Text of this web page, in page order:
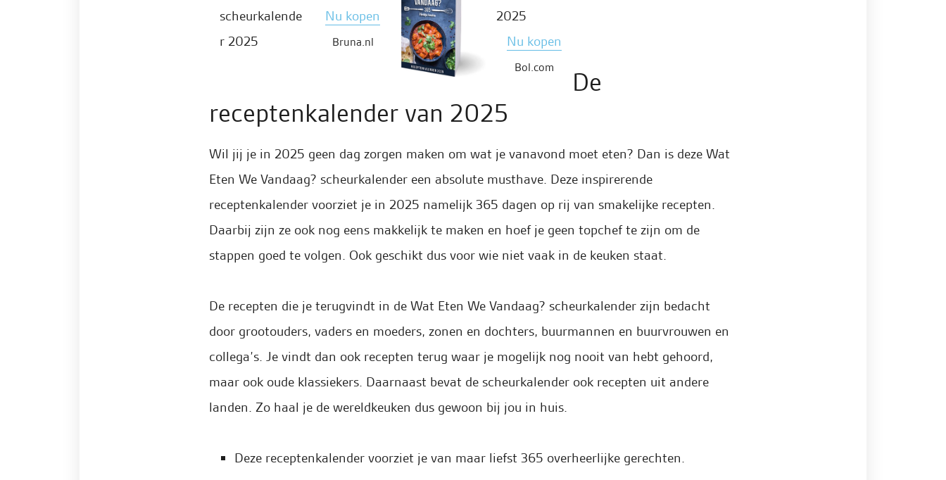
Nu kopen
Bruna.nl
2025
Nu kopen
Bol.com
De
receptenkalender van 2025
Wil jij je in 2025 geen dag zorgen maken om wat je vanavond moet eten? Dan is deze Wat
Eten We Vandaag? scheurkalender een absolute musthave. Deze inspirerende
receptenkalender voorziet je in 2025 namelijk 365 dagen op rij van smakelijke recepten.
Daarbij zijn ze ook nog eens makkelijk te maken en hoef je geen topchef te zijn om de
stappen goed te volgen. Ook geschikt dus voor wie niet vaak in de keuken staat.
De recepten die je terugvindt in de Wat Eten We Vandaag? scheurkalender zijn bedacht
door grootouders, vaders en moeders, zonen en dochters, buurmannen en buurvrouwen en
collega’s. Je vindt dan ook recepten terug waar je mogelijk nog nooit van hebt gehoord,
maar ook oude klassiekers. Daarnaast bevat de scheurkalender ook recepten uit andere
landen. Zo haal je de wereldkeuken dus gewoon bij jou in huis.
Deze receptenkalender voorziet je van maar liefst 365 overheerlijke gerechten.